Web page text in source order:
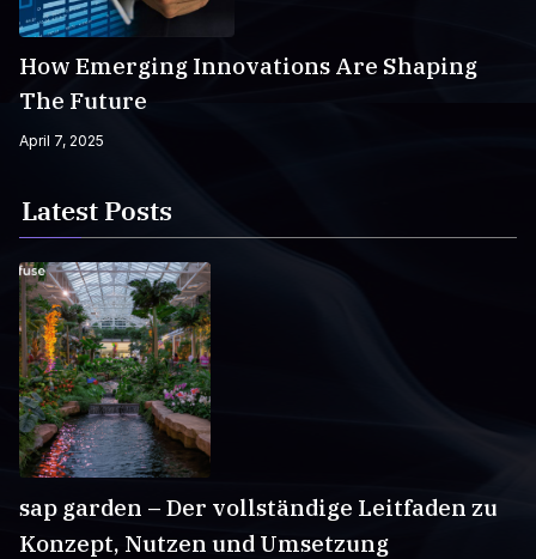
How Emerging Innovations Are Shaping
The Future
April 7, 2025
Latest Posts
sap garden – Der vollständige Leitfaden zu
Konzept, Nutzen und Umsetzung